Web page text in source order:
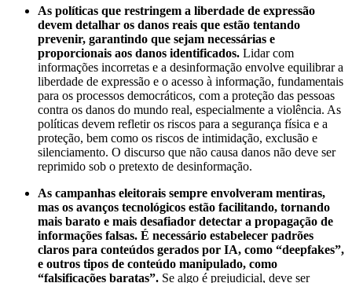
As políticas que restringem a liberdade de expressão
devem detalhar os danos reais que estão tentando
prevenir, garantindo que sejam necessárias e
proporcionais aos danos identificados. Lidar com
informações incorretas e a desinformação envolve equilibrar a
liberdade de expressão e o acesso à informação, fundamentais
para os processos democráticos, com a proteção das pessoas
contra os danos do mundo real, especialmente a violência. As
políticas devem refletir os riscos para a segurança física e a
proteção, bem como os riscos de intimidação, exclusão e
silenciamento. O discurso que não causa danos não deve ser
reprimido sob o pretexto de desinformação.
As campanhas eleitorais sempre envolveram mentiras,
mas os avanços tecnológicos estão facilitando, tornando
mais barato e mais desafiador detectar a propagação de
informações falsas. É necessário estabelecer padrões
claros para conteúdos gerados por IA, como “deepfakes”,
e outros tipos de conteúdo manipulado, como
“falsificações baratas”. Se algo é prejudicial, deve ser